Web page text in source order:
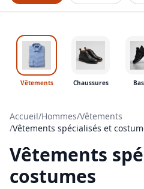
Vêtements Chaussures
Accueil/Hommes/Vêtements
/Vêtements spécialisés et
Vêtements
costumes